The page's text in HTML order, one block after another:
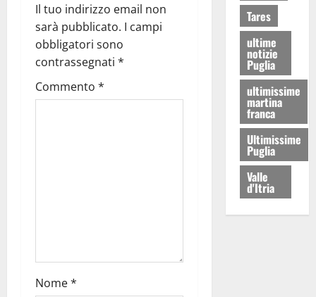
Il tuo indirizzo email non
sarà pubblicato. I campi
obbligatori sono
contrassegnati *
Commento *
Nome*
Tares
ultime
notizie
Puglia
ultimissime
martina
franca
Ultimissime
Puglia
Valle
d'Itria